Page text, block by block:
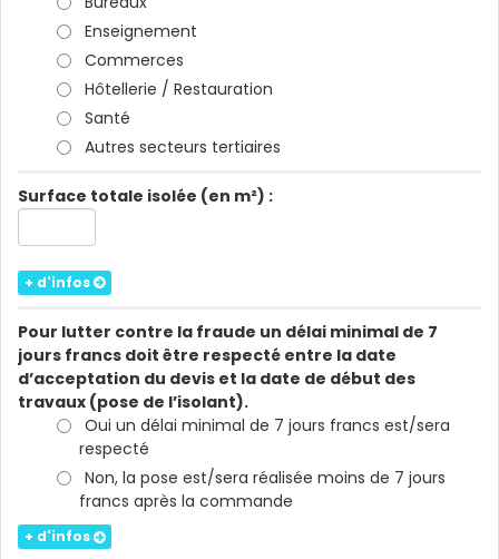
Enseignement
Commerces
Hôtellerie / Restauration
Santé
Autres secteurs tertiaires
Surface totale isolée (en m²) :
+ d'infos
Pour lutter contre la fraude un délai minimal de 7
jours francs doit être respecté entre la date
d’acceptation du devis et la date de début des
travaux (pose de l’isolant).
Oui un délai minimal de 7 jours francs est/sera
respecté
Non, la pose est/sera réalisée moins de 7 jours
francs après la commande
+ d'infos